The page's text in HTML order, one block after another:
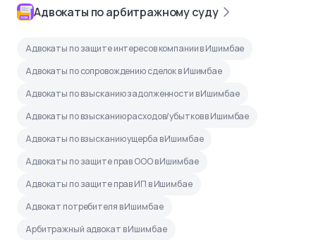
Адвокаты по арбитражному суду
Адвокаты по защите интересов компании в Ишимбае
Адвокаты по сопровождению сделок в Ишимбае
Адвокаты по взысканию задолженности в Ишимбае
Адвокаты по взысканию расходов/убытков в Ишимбае
Адвокаты по взысканию ущерба в Ишимбае
Адвокаты по защите прав ООО в Ишимбае
Адвокаты по защите прав ИП в Ишимбае
Адвокат потребителя в Ишимбае
Арбитражный адвокат в Ишимбае